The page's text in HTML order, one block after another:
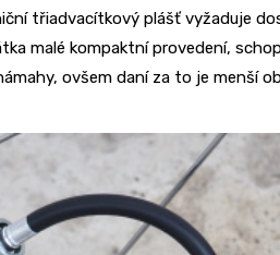
třiadvacítkový plášť vyžaduje
malé kompaktní provedení,
ovšem daní za to je menší